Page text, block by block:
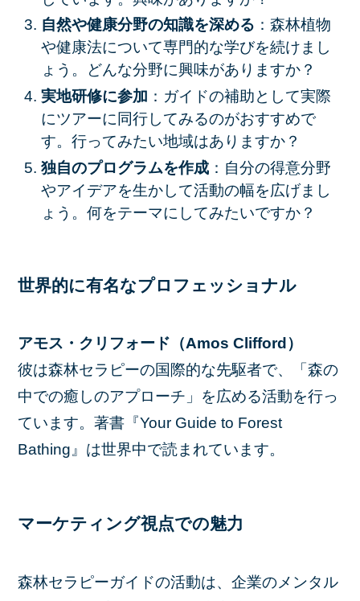
自然や健康分野の知識を深める ：森林植物
や健康法について専門的な学びを続けまし
ょう。どんな分野に興味がありますか？
実地研修に参加 ：ガイドの補助として実際
にツアーに同行してみるのがおすすめで
す。行ってみたい地域はありますか？
独自のプログラムを作成：自分の得意分野
やアイデアを生かして活動の幅を広げまし
ょう。何をテーマにしてみたいですか？
世界的に有名なプロフェッショナル
アモス・クリフォード（Amos Clifford）
彼は森林セラピーの国際的な先駆者で、「森の
中での癒しのアプローチ」を広める活動を行っ
ています。著書『Your Guide to Forest
Bathing』は世界中で読まれています。
マーケティング視点での魅力
森林セラピーガイドの活動は、企業のメンタル